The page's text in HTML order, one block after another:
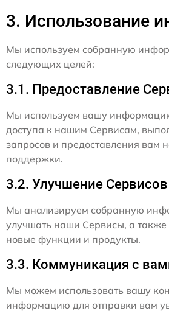
3. Использование
Мы используем собранную
следующих целей:
3.1. Предоставление
Мы используем вашу
доступа к нашим Сервисам,
запросов и предоставления вам
поддержки.
3.2. Улучшение Сервисов
Мы анализируем собранную
улучшать наши Сервисы, а также
новые функции и продукты.
3.3. Коммуникация с
Мы можем использовать вашу
информацию для отправки вам